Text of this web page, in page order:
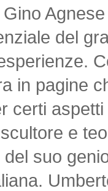
del
in pagine
certi
e
suo